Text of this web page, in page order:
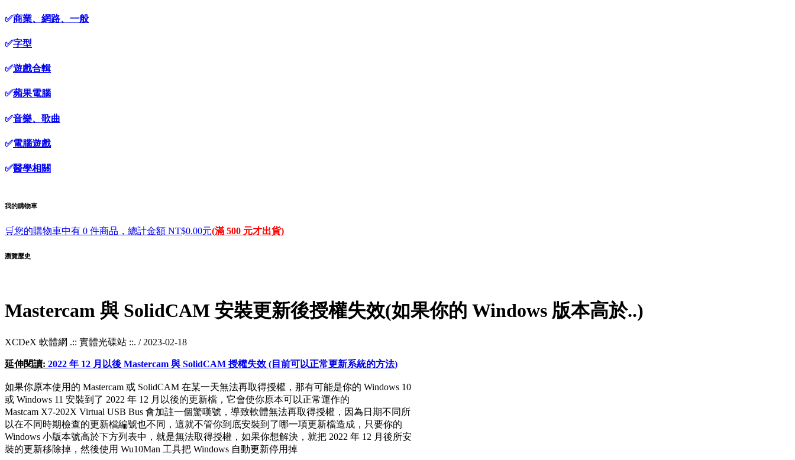
✅商業、網路、一般
✅字型
✅遊戲合輯
✅蘋果電腦
✅音樂、歌曲
✅電腦遊戲
✅醫學相關
我的購物車
🛒您的購物車中有 0 件商品，總計金額 NT$0.00元(滿 500 元才出貨)
瀏覽歷史
Mastercam 與 SolidCAM 安裝更新後授權失效(如果你的 Windows 版本高於..)
XCDeX 軟體網 .:: 實體光碟站 ::. / 2023-02-18
延伸閱讀: 2022 年 12 月以後 Mastercam 與 SolidCAM 授權失效 (目前可以正常更新系統的方法)
如果你原本使用的 Mastercam 或 SolidCAM 在某一天無法再取得授權，那有可能是你的 Windows 10
或 Windows 11 安裝到了 2022 年 12 月以後的更新檔，它會使你原本可以正常運作的
Mastcam X7-202X Virtual USB Bus 會加註一個驚嘆號，導致軟體無法再取得授權，因為日期不同所
以在不同時期檢查的更新檔編號也不同，這就不管你到底安裝到了哪一項更新檔造成，只要你的
Windows 小版本號高於下方列表中，就是無法取得授權，如果你想解決，就把 2022 年 12 月後所安
裝的更新移除掉，然後使用 Wu10Man 工具把 Windows 自動更新停用掉